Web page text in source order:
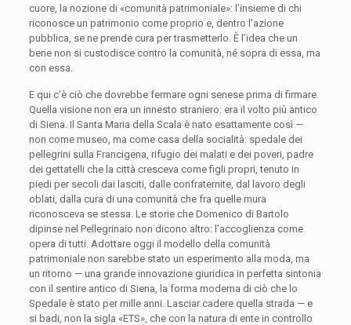
cuore, la nozione di «comunità patrimoniale»: l’insieme di chi
riconosce un patrimonio come proprio e, dentro l’azione
pubblica, se ne prende cura per trasmetterlo. È l’idea che un
bene non si custodisce contro la comunità, né sopra di essa, ma
con essa.
E qui c’è ciò che dovrebbe fermare ogni senese prima di firmare.
Quella visione non era un innesto straniero: era il volto più antico
di Siena. Il Santa Maria della Scala è nato esattamente così —
non come museo, ma come casa della socialità: spedale dei
pellegrini sulla Francigena, rifugio dei malati e dei poveri, padre
dei gettatelli che la città cresceva come figli propri, tenuto in
piedi per secoli dai lasciti, dalle confraternite, dal lavoro degli
oblati, dalla cura di una comunità che fra quelle mura
riconosceva se stessa. Le storie che Domenico di Bartolo
dipinse nel Pellegrinaio non dicono altro: l’accoglienza come
opera di tutti. Adottare oggi il modello della comunità
patrimoniale non sarebbe stato un esperimento alla moda, ma
un ritorno — una grande innovazione giuridica in perfetta sintonia
con il sentire antico di Siena, la forma moderna di ciò che lo
Spedale è stato per mille anni. Lasciar cadere quella strada — e
si badi, non la sigla «ETS», che con la natura di ente in controllo